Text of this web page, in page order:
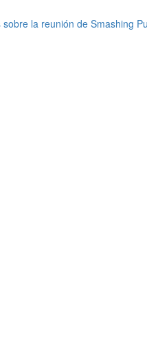
la reunión de Smashing